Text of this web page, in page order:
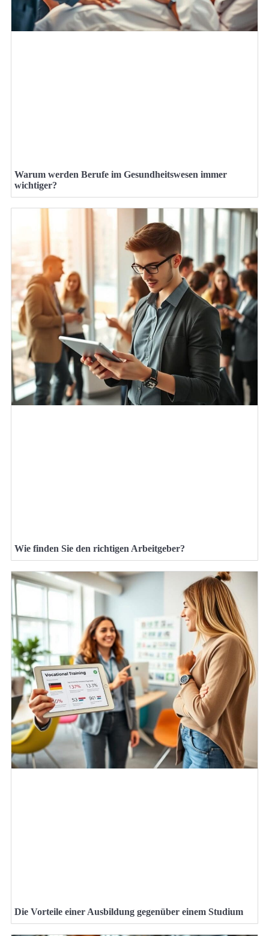
Warum werden Berufe im Gesundheitswesen immer
wichtiger?
Wie finden Sie den richtigen Arbeitgeber?
Die Vorteile einer Ausbildung gegenüber einem Studium